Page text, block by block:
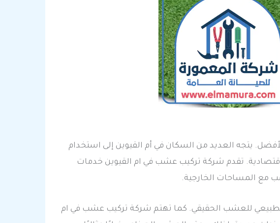
يتجه العديد من السكان في أم القيوين إلى استخدام
تقدم شركة تركيب عشب في ام القيوين خدمات
مع المساحات الخارجية.
للعشب الحقيقي. كما تهتم شركة تركيب عشب في ام